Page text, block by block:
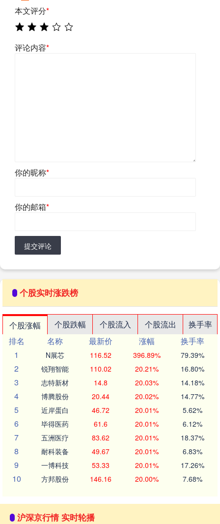
本文评分*
评论内容*
你的昵称*
你的邮箱*
提交评论
个股实时涨跌榜
个股涨幅 个股跌幅 个股流入 个股流出
换手率
排名
名称 最新价 涨幅
换手率
1
N展芯 116.52 396.89% 79.39%
2 锐翔智能 110.02 20.21% 16.80%
3 志特新材 14.8 20.03% 14.18%
4 博腾股份 20.44 20.02% 14.77%
5 近岸蛋白 46.72 20.01% 5.62%
6 毕得医药 61.6 20.01% 6.12%
7 五洲医疗 83.62 20.01% 18.37%
8 耐科装备 49.67 20.01% 6.83%
9 一博科技 53.33 20.01% 17.26%
10 方邦股份 146.16 20.00% 7.68%
沪深京行情 实时轮播